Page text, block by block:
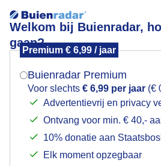
Welkom bij Buienradar,
gaan?
Premium € 6,99 / jaar
Buienradar Premium
Voor slechts € 6,99 per jaar (€
Advertentievrij en privacy
Ontvang voor min. € 40,-
10% donatie aan
Elk moment opzegbaar
Wind
Mogen we je locatie
Indien je hier nog geen
verschijnt er zo een pop-up